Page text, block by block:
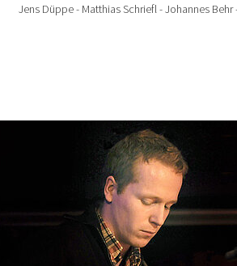
Jens Düppe - Matthias Schriefl - Johannes